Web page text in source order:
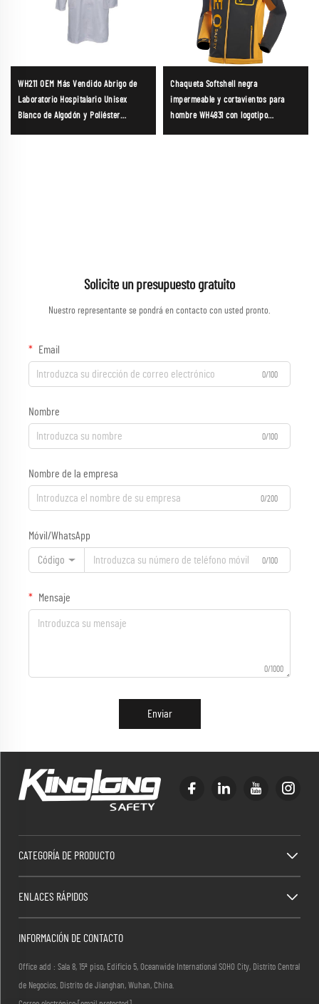
WH211 OEM Más Vendido Abrigo de
Laboratorio Hospitalario Unisex
Blanco de Algodón y Poliéster
Chaqueta Softshell negra
impermeable y cortavientos para
hombre WH4831 con logotipo
Solicite un presupuesto gratuito
Nuestro representante se pondrá en contacto con usted pronto.
Email
0/100
Nombre
0/100
Nombre de la empresa
0/200
Móvil/WhatsApp
Código 0/100
Mensaje
0/1000
Enviar
CATEGORÍA DE PRODUCTO
ENLACES RÁPIDOS
INFORMACIÓN DE CONTACTO
Office add : Sala 8, 15º piso, Edificio 5, Oceanwide International SOHO City, Distrito Central
de Negocios, Distrito de Jianghan, Wuhan, China.